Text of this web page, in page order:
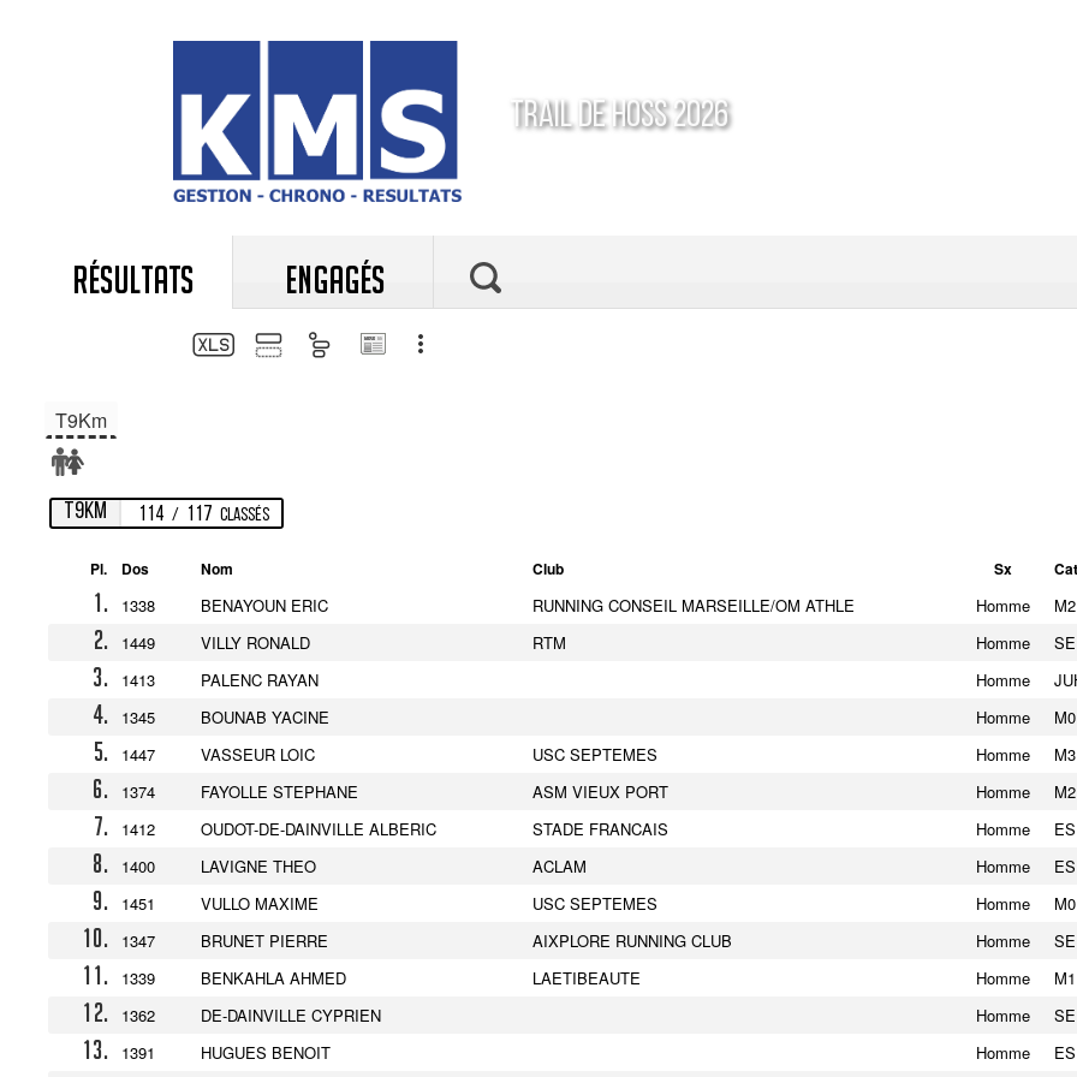
TRAIL DE HOSS 2026
RÉSULTATS ENGAGÉS
T9Km
T9Km 114 / 117 Classés
Pl. Dos Nom Club Sx Cat
1. 1338 BENAYOUN ERIC RUNNING CONSEIL MARSEILLE/OM ATHLE Homme
2. 1449 VILLY RONALD RTM Homme
3. 1413 PALENC RAYAN Homme
4. 1345 BOUNAB YACINE Homme
5. 1447 VASSEUR LOIC USC SEPTEMES Homme
6. 1374 FAYOLLE STEPHANE ASM VIEUX PORT Homme
7. 1412 OUDOT-DE-DAINVILLE ALBERIC STADE FRANCAIS Homme
8. 1400 LAVIGNE THEO ACLAM Homme
9. 1451 VULLO MAXIME USC SEPTEMES Homme
10. 1347 BRUNET PIERRE AIXPLORE RUNNING CLUB Homme
11. 1339 BENKAHLA AHMED LAETIBEAUTE Homme
12. 1362 DE-DAINVILLE CYPRIEN Homme
13. 1391 HUGUES BENOIT Homme